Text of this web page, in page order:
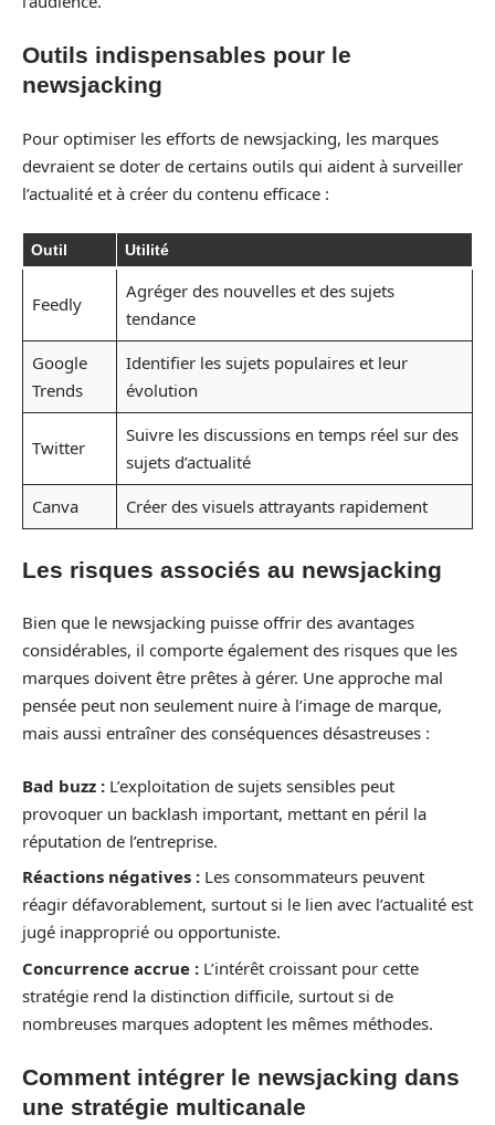
Outils indispensables pour le
newsjacking
Pour optimiser les efforts de newsjacking, les marques
devraient se doter de certains outils qui aident à surveiller
l’actualité et à créer du contenu efficace :
Outil Utilité
Feedly
Agréger des nouvelles et des sujets
tendance
Google
Trends
Identifier les sujets populaires et leur
évolution
Twitter
Suivre les discussions en temps réel sur des
sujets d’actualité
Canva
Créer des visuels attrayants rapidement
Les risques associés au newsjacking
Bien que le newsjacking puisse offrir des avantages
considérables, il comporte également des risques que les
marques doivent être prêtes à gérer. Une approche mal
pensée peut non seulement nuire à l’image de marque,
mais aussi entraîner des conséquences désastreuses :
Bad buzz : L’exploitation de sujets sensibles peut
provoquer un backlash important, mettant en péril la
réputation de l’entreprise.
Réactions négatives : Les consommateurs peuvent
réagir défavorablement, surtout si le lien avec l’actualité est
jugé inapproprié ou opportuniste.
Concurrence accrue : L’intérêt croissant pour cette
stratégie rend la distinction difficile, surtout si de
nombreuses marques adoptent les mêmes méthodes.
Comment intégrer le newsjacking dans
une stratégie multicanale